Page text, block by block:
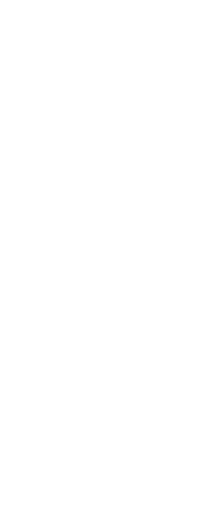
are loc prin rotirea
cromare. Special
Daca auziti sau simtiti un